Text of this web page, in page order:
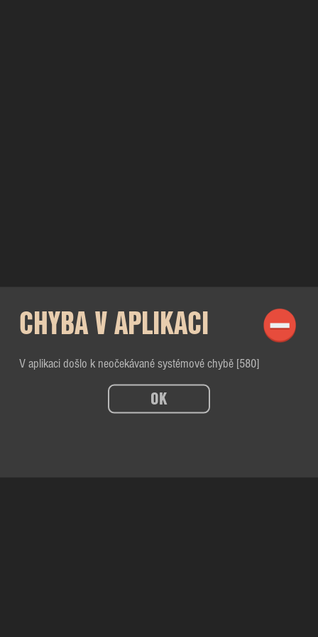
CHYBA V APLIKACI
V aplikaci došlo k neočekávané systémové chybě [580]
OK